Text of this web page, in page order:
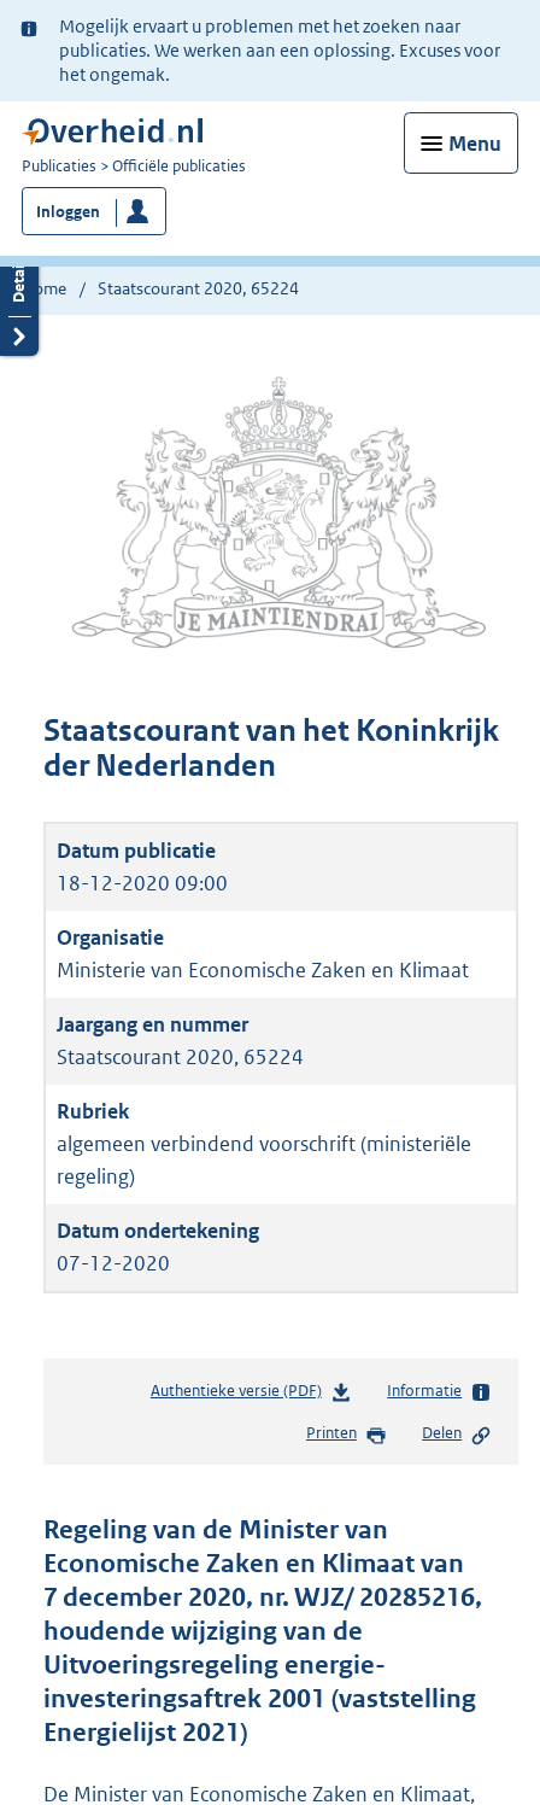
Ter
informatie:
Mogelijk ervaart u problemen met het zoeken naar
publicaties. We werken aan een oplossing. Excuses voor
het ongemak.
Menu
U
bent
nu
hier:
Publicaties Officiële publicaties
Inloggen
Home Staatscourant 2020, 65224
Staatscourant van het Koninkrijk
der Nederlanden
18-12-2020 09:00
Ministerie van Economische Zaken en Klimaat
Staatscourant 2020, 65224
algemeen verbindend voorschrift (ministeriële
regeling)
07-12-2020
Authentieke versie (PDF)b
s
d
s
g
o
o
t
2
Informatie
Printen Delen
Regeling van de Minister van
Economische Zaken en Klimaat van
7 december 2020, nr. WJZ/ 20285216,
houdende wijziging van de
Uitvoeringsregeling energie-
investeringsaftrek 2001 (vaststelling
Energielijst 2021)
De Minister van Economische Zaken en Klimaat,